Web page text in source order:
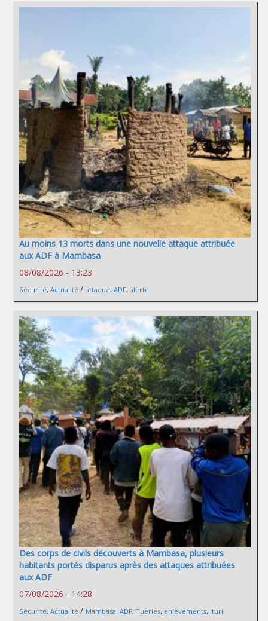
Au moins 13 morts dans une nouvelle attaque attribuée
aux ADF à Mambasa
08/08/2026 - 13:23
Sécurité, Actualité / attaque, ADF, alerte
Des corps de civils découverts à Mambasa, plusieurs
habitants portés disparus après des attaques attribuées
aux ADF
07/08/2026 - 14:28
Sécurité, Actualité / Mambasa. ADF, Tueries, enlèvements, Ituri